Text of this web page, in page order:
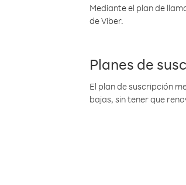
Mediante el plan de
de Viber.
Planes de
El plan de suscripción
bajas, sin tener que